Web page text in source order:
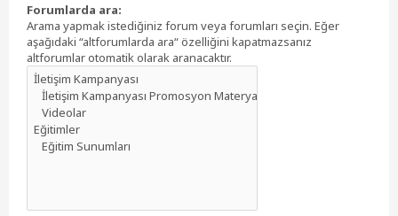
Forumlarda ara:
Arama yapmak istediğiniz forum veya forumları seçin. Eğer
aşağıdaki “altforumlarda ara“ özelliğini kapatmazsanız
altforumlar otomatik olarak aranacaktır.